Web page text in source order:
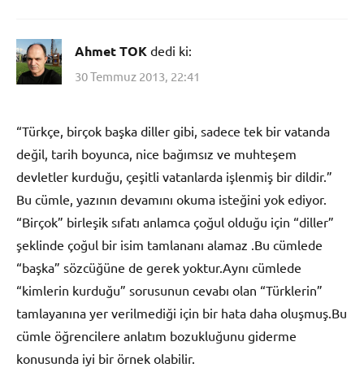
Ahmet TOK dedi ki:
30 Temmuz 2013, 22:41
“Türkçe, birçok başka diller gibi, sadece tek bir vatanda
değil, tarih boyunca, nice bağımsız ve muhteşem
devletler kurduğu, çeşitli vatanlarda işlenmiş bir dildir.”
Bu cümle, yazının devamını okuma isteğini yok ediyor.
“Birçok” birleşik sıfatı anlamca çoğul olduğu için “diller”
şeklinde çoğul bir isim tamlananı alamaz .Bu cümlede
“başka” sözcüğüne de gerek yoktur.Aynı cümlede
“kimlerin kurduğu” sorusunun cevabı olan “Türklerin”
tamlayanına yer verilmediği için bir hata daha oluşmuş.Bu
cümle öğrencilere anlatım bozukluğunu giderme
konusunda iyi bir örnek olabilir.